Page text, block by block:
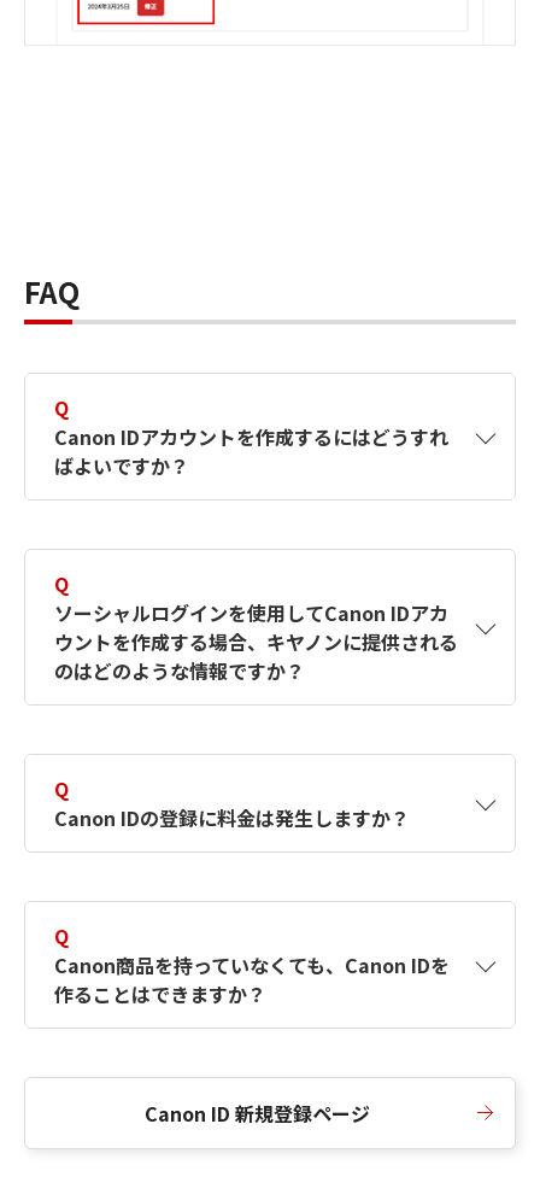
FAQ
Q
Canon IDアカウントを作成するにはどうすれ
ばよいですか？
す。詳しい作成方法は【カメラ】Canon IDとは
何ですか？Canon IDの作成方法は？をご確認く
ださい。
Q
ソーシャルログインを使用してCanon IDアカ
ウントを作成する場合、キヤノンに提供される
のはどのような情報ですか？
択したサービスから取得します。アカウントを
簡単に作成できるように、この情報を使用して
Canon IDの登録フォームを入力します。
Q
Canon IDの登録に料金は発生しますか？
Q
Canon商品を持っていなくても、Canon IDを
作ることはできますか？
Canon ID 新規登録ページ